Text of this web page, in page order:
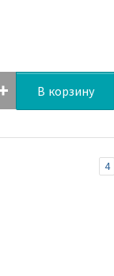
В корзину
4